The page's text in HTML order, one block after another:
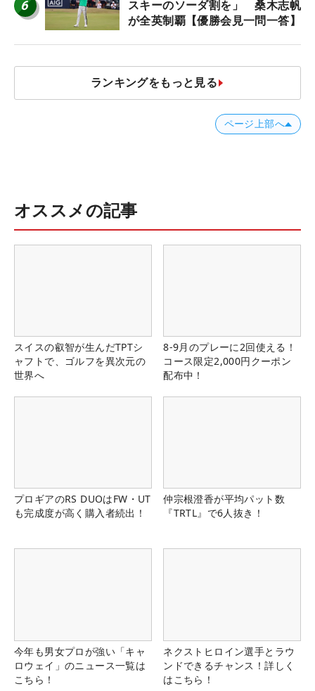
6
スキーのソーダ割を」 桑木志帆
が全英制覇【優勝会見一問一答】
ランキングをもっと見る
ページ上部へ
オススメの記事
スイスの叡智が生んだTPTシ
ャフトで、ゴルフを異次元の
世界へ
8-9月のプレーに2回使える！
コース限定2,000円クーポン
配布中！
プロギアのRS DUOはFW・UT
も完成度が高く購入者続出！
仲宗根澄香が平均パット数
『TRTL』で6人抜き！
今年も男女プロが強い「キャ
ロウェイ」のニュース一覧は
こちら！
ネクストヒロイン選手とラウ
ンドできるチャンス！詳しく
はこちら！